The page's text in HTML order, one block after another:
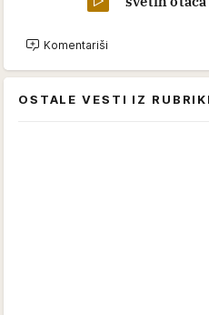
Komentariši
OSTALE VESTI IZ